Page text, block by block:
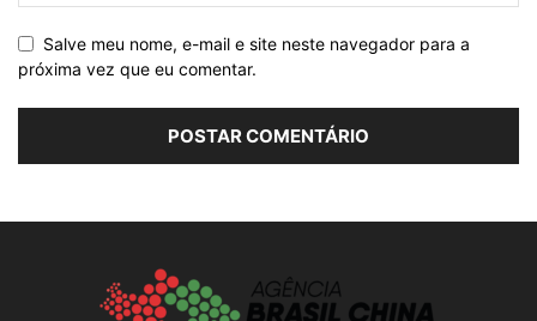
Salve meu nome, e-mail e site neste navegador para a
próxima vez que eu comentar.